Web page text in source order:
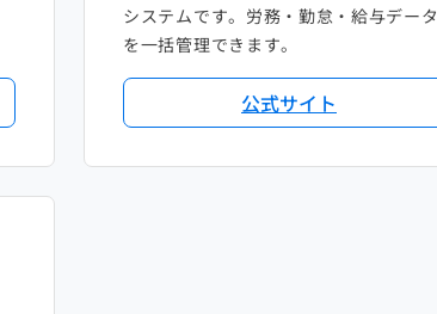
システムです。労務・勤怠・給与データ
を一括管理できます。
公式サイト